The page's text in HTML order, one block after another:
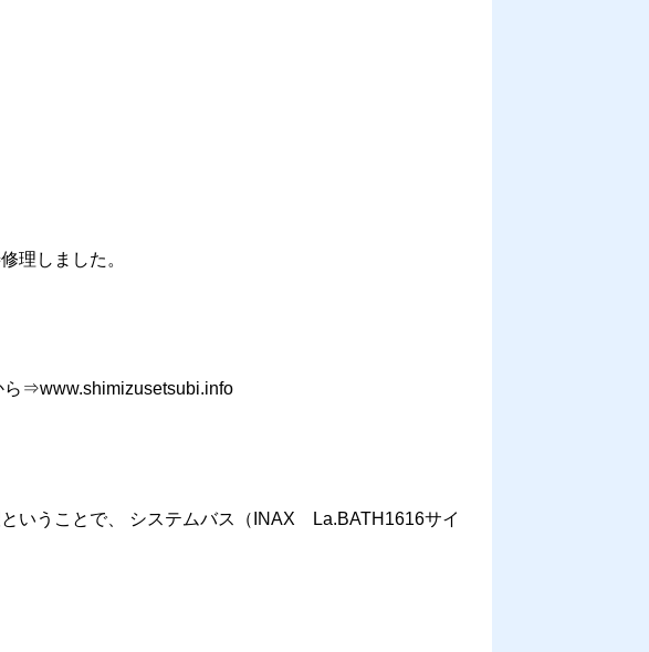
理しました。
ら⇒www.shimizusetsubi.info
いうことで、 システムバス（INAX La.BATH1616サイ